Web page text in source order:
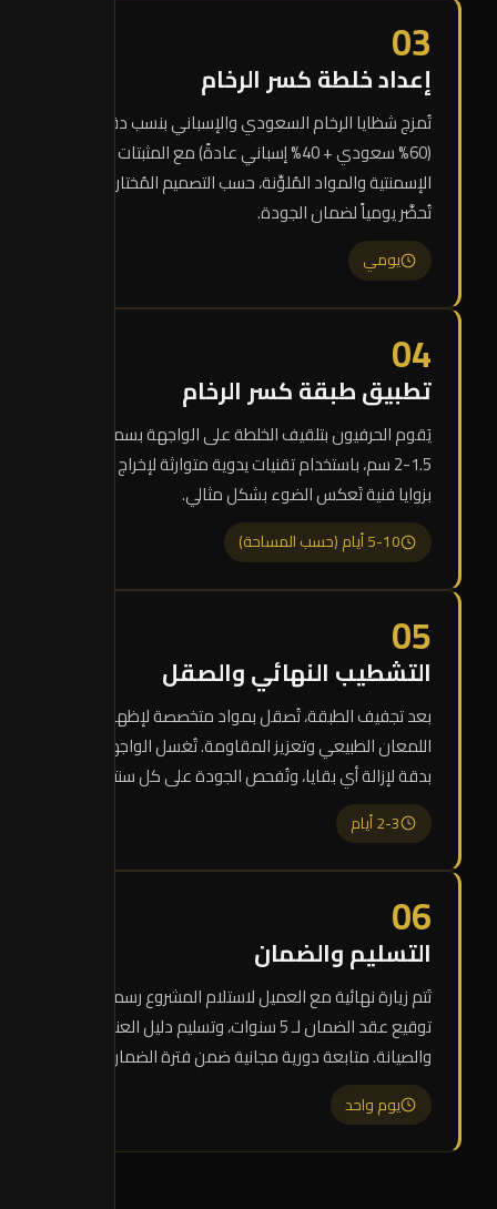
03
إعداد خلطة كسر الرخام
تُمزج شظايا الرخام السعودي والإسباني بنسب دقيقة
(60% سعودي + 40% إسباني عادةً) مع المثبتات
الإسمنتية والمواد المُلوِّنة، حسب التصميم المُختار. الخلطة
تُحضَّر يومياً لضمان الجودة.
يومي
04
تطبيق طبقة كسر الرخام
يَقوم الحرفيون بتلقيف الخلطة على الواجهة بسماكة
1.5-2 سم، باستخدام تقنيات يدوية متوارثة لإخراج الشظايا
بزوايا فنية تَعكس الضوء بشكل مثالي.
5-10 أيام (حسب المساحة)
05
التشطيب النهائي والصقل
بعد تجفيف الطبقة، تُصقل بمواد متخصصة لإظهار
اللمعان الطبيعي وتعزيز المقاومة. تُغسل الواجهة
بدقة لإزالة أي بقايا، وتُفحص الجودة على كل سنتيمتر.
2-3 أيام
06
التسليم والضمان
تَتم زيارة نهائية مع العميل لاستلام المشروع رسمياً،
توقيع عقد الضمان لـ 5 سنوات، وتسليم دليل العناية
والصيانة. متابعة دورية مجانية ضمن فترة الضمان.
يوم واحد